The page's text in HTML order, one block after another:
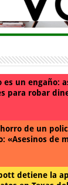
un engaño:
para robar
de un
«Asesinos de
detiene la